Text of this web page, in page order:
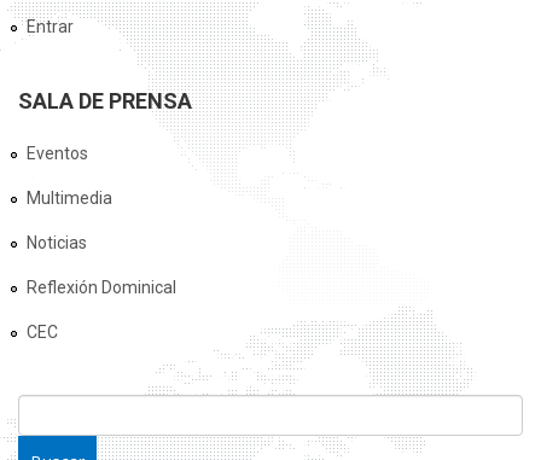
Entrar
SALA DE PRENSA
Eventos
Multimedia
Noticias
Reflexión Dominical
CEC
FORMULARIO DE BÚSQUEDA